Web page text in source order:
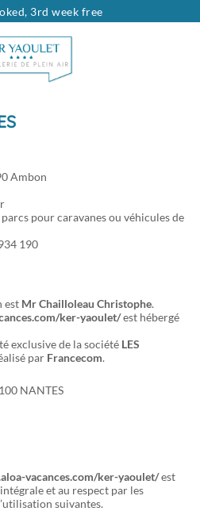
3rd week free
Ambon
pour caravanes ou véhicules de
190
est Mr Chailloleau Christophe.
ker-yaoulet/est hébergé
exclusive de la société LES
par Francecom.
NANTES
vacances.com/ker-yaoulet/est
et au respect par les
suivantes.